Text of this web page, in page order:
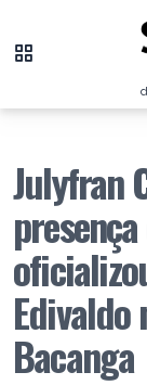
Julyfran
Bacanga